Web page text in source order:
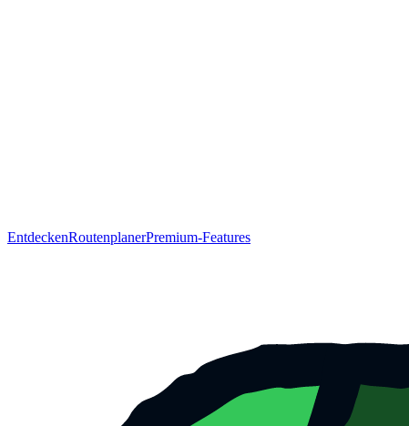
EntdeckenRoutenplanerPremium-Features